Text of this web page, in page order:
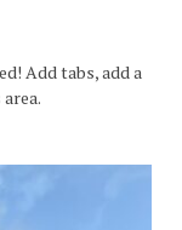
Add tabs, add a